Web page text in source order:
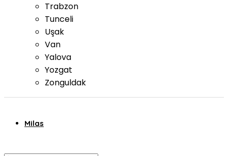
Trabzon
Tunceli
Uşak
Van
Yalova
Yozgat
Zonguldak
Milas